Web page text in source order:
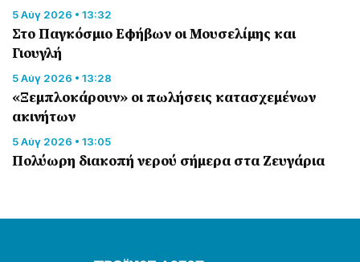
5 Αύγ 2026 • 13:32
Στο Παγκόσμιο Εφήβων οι Μουσελίμης και
Γιουγλή
5 Αύγ 2026 • 13:28
«Ξεμπλοκάρουν» οι πωλήσεις κατασχεμένων
ακινήτων
5 Αύγ 2026 • 13:05
Πολύωρη διακοπή νερού σήμερα στα Ζευγάρια